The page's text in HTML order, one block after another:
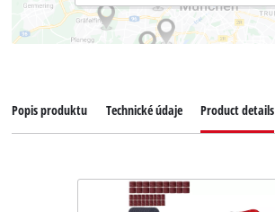
Popis produktu Technické údaje Product details